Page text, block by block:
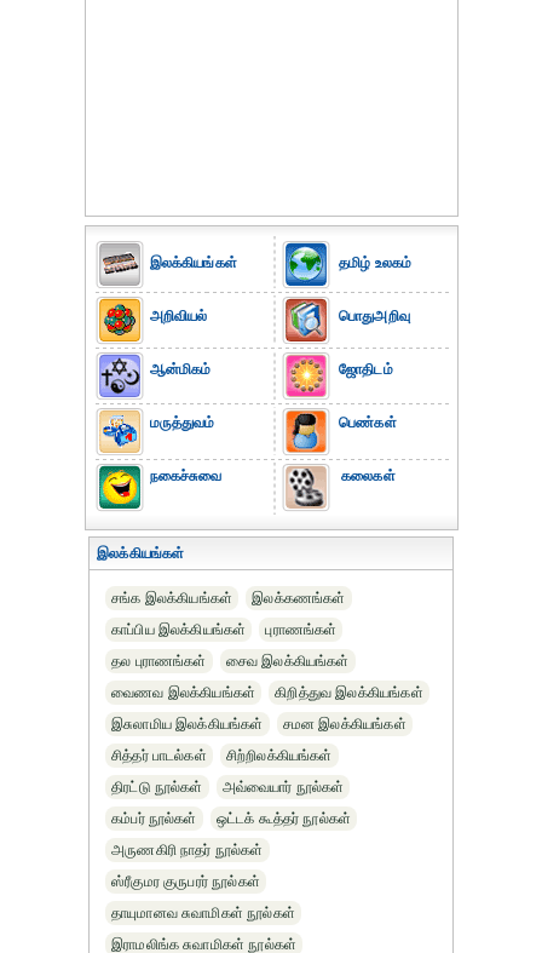
இலக்கியங்கள்
அறிவியல்
ஆன்மிகம்
மருத்துவம்
நகைச்சுவை
தமிழ் உலகம்
பொதுஅறிவு
ஜோதிடம்
பெண்கள்
கலைகள்
இலக்கியங்கள்
சங்க இலக்கியங்கள்
இலக்கணங்கள்
காப்பிய இலக்கியங்கள்
புராணங்கள்
தல புராணங்கள்
சைவ இலக்கியங்கள்
வைணவ இலக்கியங்கள்
கிறித்துவ இலக்கியங்கள்
இசுலாமிய இலக்கியங்கள்
சமன இலக்கியங்கள்
சித்தர் பாடல்கள்
சிற்றிலக்கியங்கள்
திரட்டு நூல்கள்
அவ்வையார் நூல்கள்
கம்பர் நூல்கள்
ஒட்டக் கூத்தர் நூல்கள்
அருணகிரி நாதர் நூல்கள்
ஸ்ரீகுமர குருபரர் நூல்கள்
தாயுமானவ சுவாமிகள் நூல்கள்
இராமலிங்க சுவாமிகள் நூல்கள்